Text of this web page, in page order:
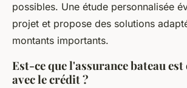
possibles. Une étude personnalisée
projet et propose des solutions
montants importants.
Est-ce que l'assurance bateau
avec le crédit ?